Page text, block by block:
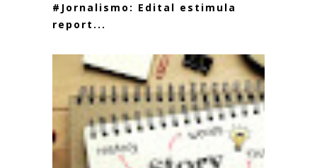
#Jornalismo: Edital estimula
report...